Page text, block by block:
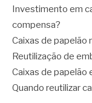
Investimento em
compensa?
Caixas de papelão
Reutilização de
Caixas de papelão
Quando reutilizar